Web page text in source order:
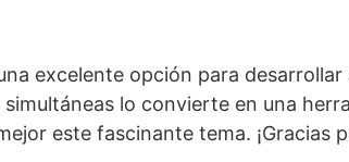
excelente opción para
lo convierte en una
este fascinante tema. ¡Gracias